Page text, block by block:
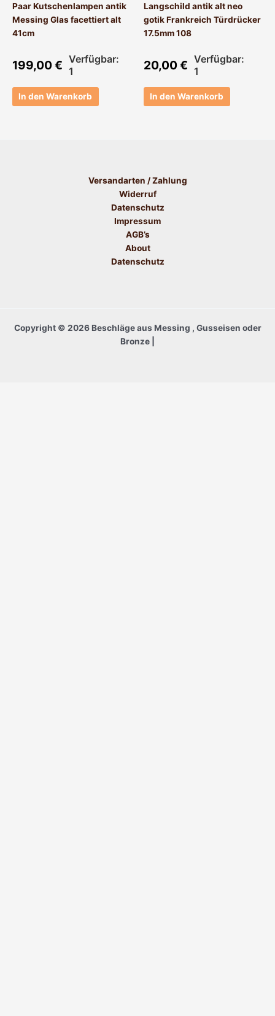
Paar Kutschenlampen antik
Messing Glas facettiert alt
41cm
199,00€ Verfügbar:
1
In den Warenkorb
Langschild antik alt neo
gotik Frankreich Türdrücker
17.5mm 108
20,00€ Verfügbar:
1
In den Warenkorb
Versandarten / Zahlung
Widerruf
Datenschutz
Impressum
AGB’s
About
Datenschutz
Copyright © 2026 Beschläge aus Messing , Gusseisen oder
Bronze |